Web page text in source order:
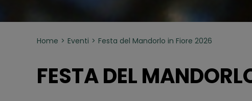
Home Eventi Festa del Mandorlo in Fiore 2026
FESTA DEL